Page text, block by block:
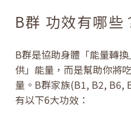
B群 功效有哪些
B群是協助身體「能量轉
供」能量，而是幫助你將
量。B群家族(B1, B2, B6,
有以下6大功效：